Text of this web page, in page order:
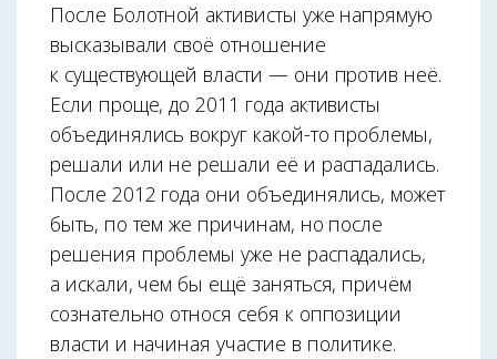
После Болотной активисты уже напрямую
высказывали своё отношение
к существующей власти — они против неё.
Если проще, до 2011 года активисты
объединялись вокруг какой-то проблемы,
решали или не решали её и распадались.
После 2012 года они объединялись, может
быть, по тем же причинам, но после
решения проблемы уже не распадались,
а искали, чем бы ещё заняться, причём
сознательно относя себя к оппозиции
власти и начиная участие в политике.